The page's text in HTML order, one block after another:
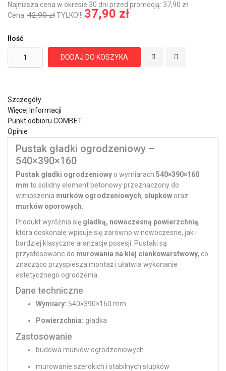
Najniższa cena w okresie 30 dni przed promocją: 37,90 zł
Cena: 42,90 złTYLKO!!! 37,90 zł
Ilość
DODAJ DO KOSZYKA
Szczegóły
Więcej Informacji
Punkt odbioru COMBET
Opinie
Pustak gładki ogrodzeniowy –
540×390×160
Pustak gładki ogrodzeniowy o wymiarach 540×390×160
mm to solidny element betonowy przeznaczony do
wznoszenia murków ogrodzeniowych, słupków oraz
murków oporowych
Produkt wyróżnia się gładką, nowoczesną powierzchnią,
która doskonale wpisuje się zarówno w nowoczesne, jak i
bardziej klasyczne aranżacje posesji. Pustaki są
przystosowane do murowania na klej cienkowarstwowy, co
znacząco przyspiesza montaż i ułatwia wykonanie
estetycznego ogrodzenia.
Dane techniczne
Wymiary: 540×390×160 mm
Powierzchnia: gładka
Zastosowanie
budowa murków ogrodzeniowych
murowanie szerokich i stabilnych słupków